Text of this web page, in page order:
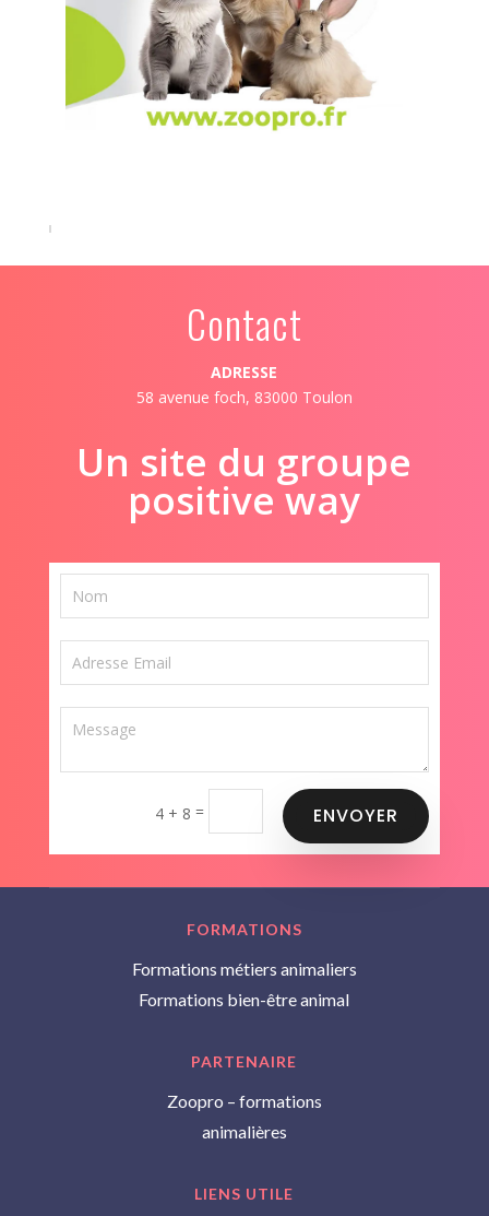
Contact
ADRESSE
58 avenue foch, 83000 Toulon
Un site du groupe
positive way
4 + 8 = ENVOYER
FORMATIONS
Formations métiers animaliers
Formations bien-être animal
PARTENAIRE
Zoopro – formations
animalières
LIENS UTILE